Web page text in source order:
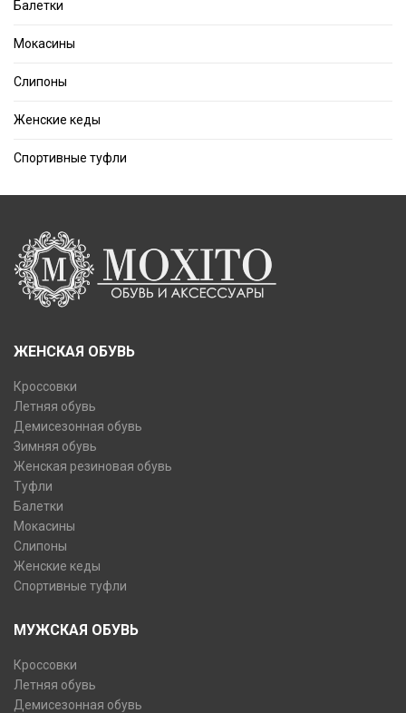
Балетки
Мокасины
Слипоны
Женские кеды
Спортивные туфли
ЖЕНСКАЯ ОБУВЬ
Кроссовки
Летняя обувь
Демисезонная обувь
Зимняя обувь
Женская резиновая обувь
Туфли
Балетки
Мокасины
Слипоны
Женские кеды
Спортивные туфли
МУЖСКАЯ ОБУВЬ
Кроссовки
Летняя обувь
Демисезонная обувь